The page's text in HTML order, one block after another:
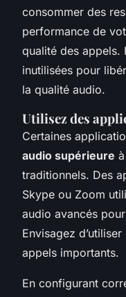
consommer des
performance de
qualité des appels.
inutilisées pour
la qualité audio.
Utilisez des
Certaines
audio supérieure
traditionnels. Des
Skype ou Zoom
audio avancés
Envisagez
appels importants.
En configurant